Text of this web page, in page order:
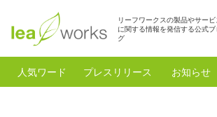
リーフワークスの製品やサービ
に関する情報を発信する公式ブ
グ
人気ワード プレスリリース お知らせ